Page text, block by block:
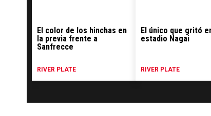
El color de los hinchas en
la previa frente a
Sanfrecce
RIVER PLATE
El único que gritó
estadio Nagai
RIVER PLATE